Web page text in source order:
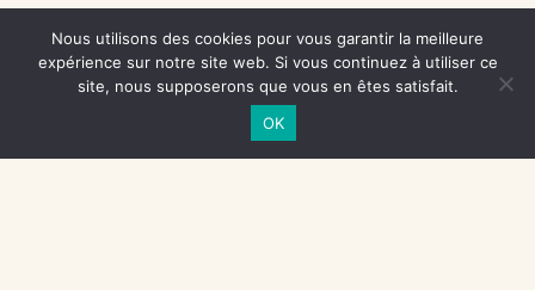
NOS SOUTIENS
CENTRE NATIONAL DU LIVRE
Nous utilisons des cookies pour vous garantir la meilleure
expérience sur notre site web. Si vous continuez à utiliser ce
site, nous supposerons que vous en êtes satisfait.
OK